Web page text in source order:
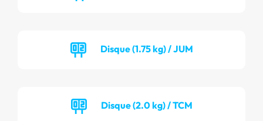
Disque (1.75 kg) / JUM
Disque (2.0 kg) / TCM